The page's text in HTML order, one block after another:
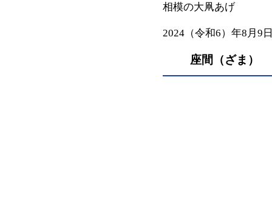
相模の大凧あげ
2024（令和6）年8月9
座間（ざま）